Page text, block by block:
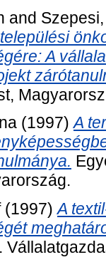
and
A
(1997)A
(1997)A